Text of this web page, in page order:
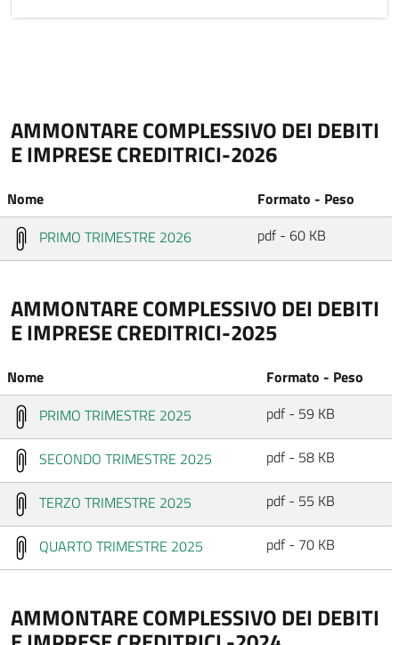
AMMONTARE COMPLESSIVO DEI DEBITI
E IMPRESE CREDITRICI-2026
Nome
Formato - Peso
PRIMO TRIMESTRE 2026
pdf - 60 KB
AMMONTARE COMPLESSIVO DEI DEBITI
E IMPRESE CREDITRICI-2025
Nome
Formato - Peso
PRIMO TRIMESTRE 2025
pdf - 59 KB
SECONDO TRIMESTRE 2025 pdf - 58 KB
TERZO TRIMESTRE 2025 pdf - 55 KB
QUARTO TRIMESTRE 2025 pdf - 70 KB
AMMONTARE COMPLESSIVO DEI DEBITI